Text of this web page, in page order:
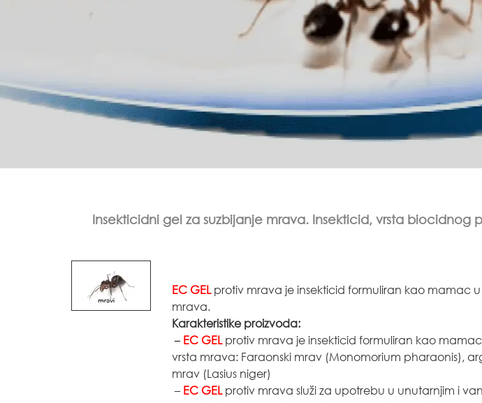
Insekticidni gel za suzbijanje mrava. Insekticid, vrsta biocidnog
EC GELprotiv mrava je insekticid formuliran kao mamac
mrava.
Karakteristike proizvoda:
–EC GELprotiv mrava je insekticid formuliran kao
vrsta mrava: Faraonski mrav (Monomorium pharaonis),
mrav (Lasius niger)
– EC GELprotiv mrava služi za upotrebu u unutarnjim i